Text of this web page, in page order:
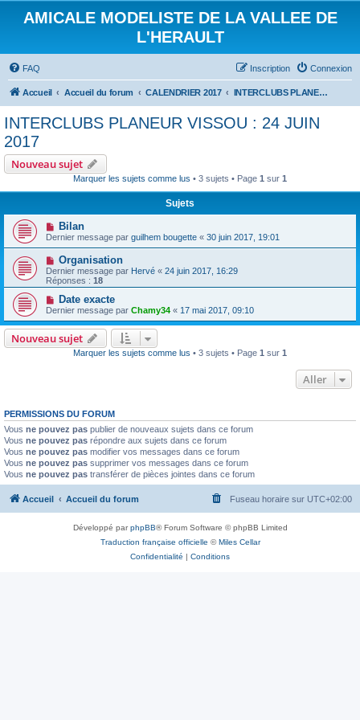
AMICALE MODELISTE DE LA VALLEE DE
L'HERAULT
FAQ Connexion
Inscription
Accueil Accueil du forum CALENDRIER 2017 INTERCLUBS PLANEUR VISSOU : 24 JUIN 2017
INTERCLUBS PLANEUR VISSOU : 24 JUIN
2017
Nouveau sujet
Marquer les sujets comme lus • 3 sujets • Page 1 sur 1
Sujets
Bilan
Dernier message par guilhem bougette « 30 juin 2017, 19:01
Organisation
Dernier message par Hervé « 24 juin 2017, 16:29
Réponses : 18
Date exacte
Dernier message par Chamy34 « 17 mai 2017, 09:10
Nouveau sujet
Marquer les sujets comme lus • 3 sujets • Page 1 sur 1
Aller
PERMISSIONS DU FORUM
Vous ne pouvez pas publier de nouveaux sujets dans ce forum
Vous ne pouvez pas répondre aux sujets dans ce forum
Vous ne pouvez pas modifier vos messages dans ce forum
Vous ne pouvez pas supprimer vos messages dans ce forum
Vous ne pouvez pas transférer de pièces jointes dans ce forum
Accueil Accueil du forum Fuseau horaire sur UTC+02:00
Développé parphpBB® Forum Software © phpBB Limited
Traduction française officielle ©Miles Cellar
Confidentialité | Conditions